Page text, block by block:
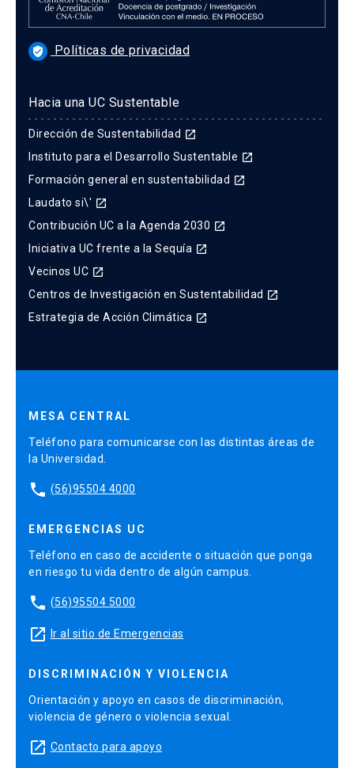
verified_user Políticas de privacidad
Hacia una UC Sustentable
Dirección de Sustentabilidad launch
Instituto para el Desarrollo Sustentable launch
Formación general en sustentabilidad launch
Laudato si\' launch
Contribución UC a la Agenda 2030 launch
Iniciativa UC frente a la Sequía launch
Vecinos UC launch
Centros de Investigación en Sustentabilidad launch
Estrategia de Acción Climática launch
MESA CENTRAL
Teléfono para comunicarse con las distintas áreas de
la Universidad.
phone (56)95504 4000
EMERGENCIAS UC
Teléfono en caso de accidente o situación que ponga
en riesgo tu vida dentro de algún campus.
phone (56)95504 5000
launch Ir al sitio de Emergencias
DISCRIMINACIÓN Y VIOLENCIA
Orientación y apoyo en casos de discriminación,
violencia de género o violencia sexual.
launch Contacto para apoyo